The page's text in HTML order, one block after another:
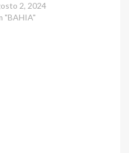
2, 2024
"BAHIA"